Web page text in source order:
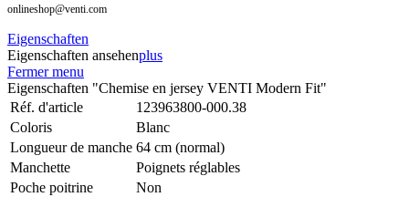
onlineshop@venti.com
Eigenschaften
Eigenschaften ansehenplus
Fermer menu
Eigenschaften "Chemise en jersey VENTI Modern Fit"
Réf. d'article
123963800-000.38
Coloris
Blanc
Longueur de manche 64 cm (normal)
Manchette
Poignets réglables
Poche poitrine
Non